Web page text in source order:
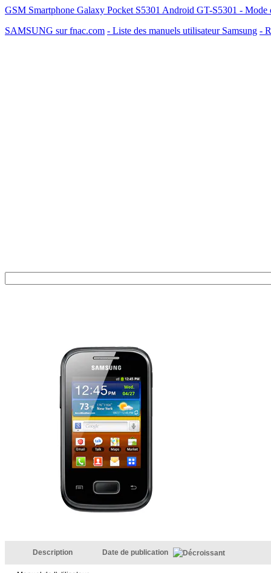
GSM Smartphone Galaxy Pocket S5301 Android GT-S5301 -
SAMSUNG sur fnac.com - Liste des manuels utilisateur Samsung -
Description Date de publication